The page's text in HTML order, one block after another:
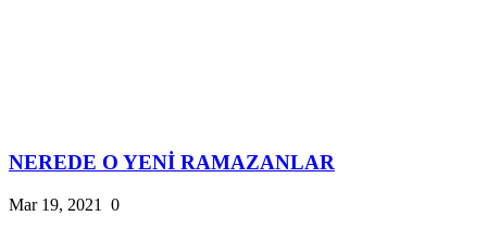
NEREDE O YENİ RAMAZANLAR
Mar 19, 2021 0